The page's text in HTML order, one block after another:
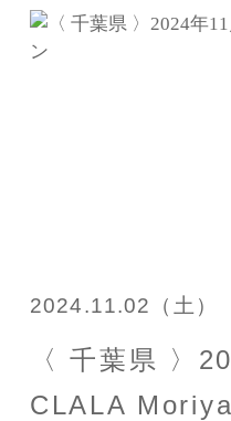
2024.11.02（土）
〈 千葉県 〉
CLALA